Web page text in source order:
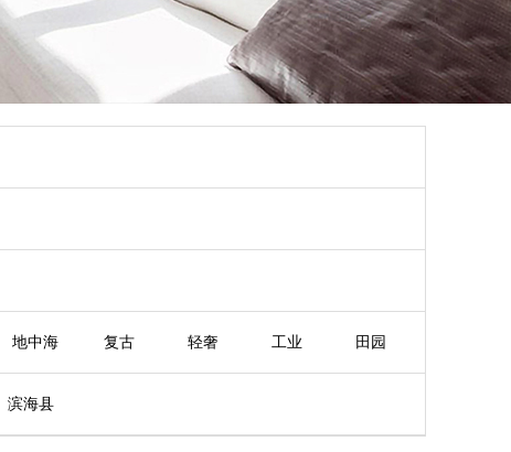
地中海 复古 轻奢 工业 田园
滨海县